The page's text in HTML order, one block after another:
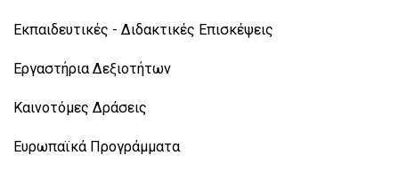
Εκπαιδευτικές - Διδακτικές Επισκέψεις
Εργαστήρια Δεξιοτήτων
Καινοτόμες Δράσεις
Ευρωπαϊκά Προγράμματα